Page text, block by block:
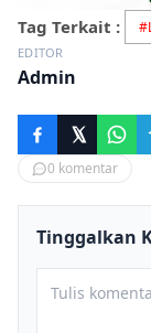
Tag Terkait : #
EDITOR
Admin
0 komentar
Tinggalkan